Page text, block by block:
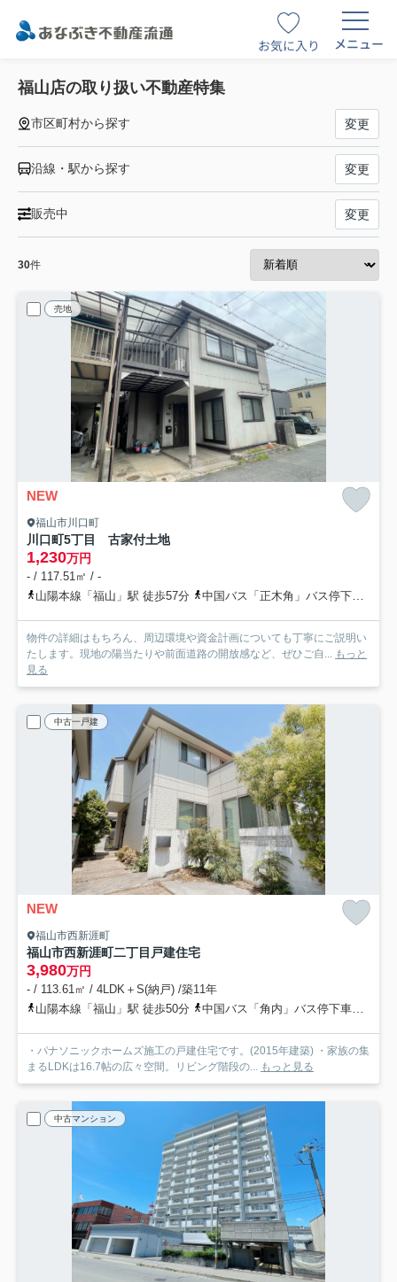
お気に入り メニュー
福山店の取り扱い不動産特集
市区町村から探す 変更
沿線・駅から探す 変更
販売中 変更
30件
売地
NEW
福山市川口町
川口町5丁目 古家付土地
1,230万円
- / 117.51㎡ / -
山陽本線「福山」駅 徒歩57分
中国バス「正木角」バス停下車 徒歩2分
物件の詳細はもちろん、周辺環境や資金計画についても丁寧にご説明い
たします。現地の陽当たりや前面道路の開放感など、ぜひご自...
もっと
見る
中古一戸建
NEW
福山市西新涯町
福山市西新涯町二丁目戸建住宅
3,980万円
- / 113.61㎡ / 4LDK＋S(納戸) /築11年
山陽本線「福山」駅 徒歩50分
中国バス「角内」バス停下車 徒歩4分
・パナソニックホームズ施工の戸建住宅です。(2015年建築) ・家族の集
まるLDKは16.7帖の広々空間。リビング階段の...
もっと見る
中古マンション